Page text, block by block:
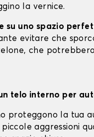
la vernice.
su uno spazio
evitare che
che
telo interno per
proteggono la tua
aggressioni